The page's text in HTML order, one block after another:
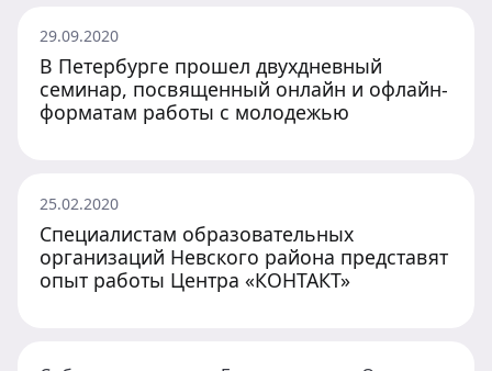
29.09.2020
В Петербурге прошел двухдневный
семинар, посвященный онлайн и офлайн-
форматам работы с молодежью
25.02.2020
Специалистам образовательных
организаций Невского района представят
опыт работы Центра «КОНТАКТ»